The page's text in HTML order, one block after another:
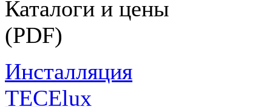
Каталоги и цены
(PDF)
Инсталляция
TECElux